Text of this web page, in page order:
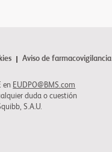
Aviso de farmacovigilancia
en EUDPO@BMS.com
duda o cuestión
, S.A.U.